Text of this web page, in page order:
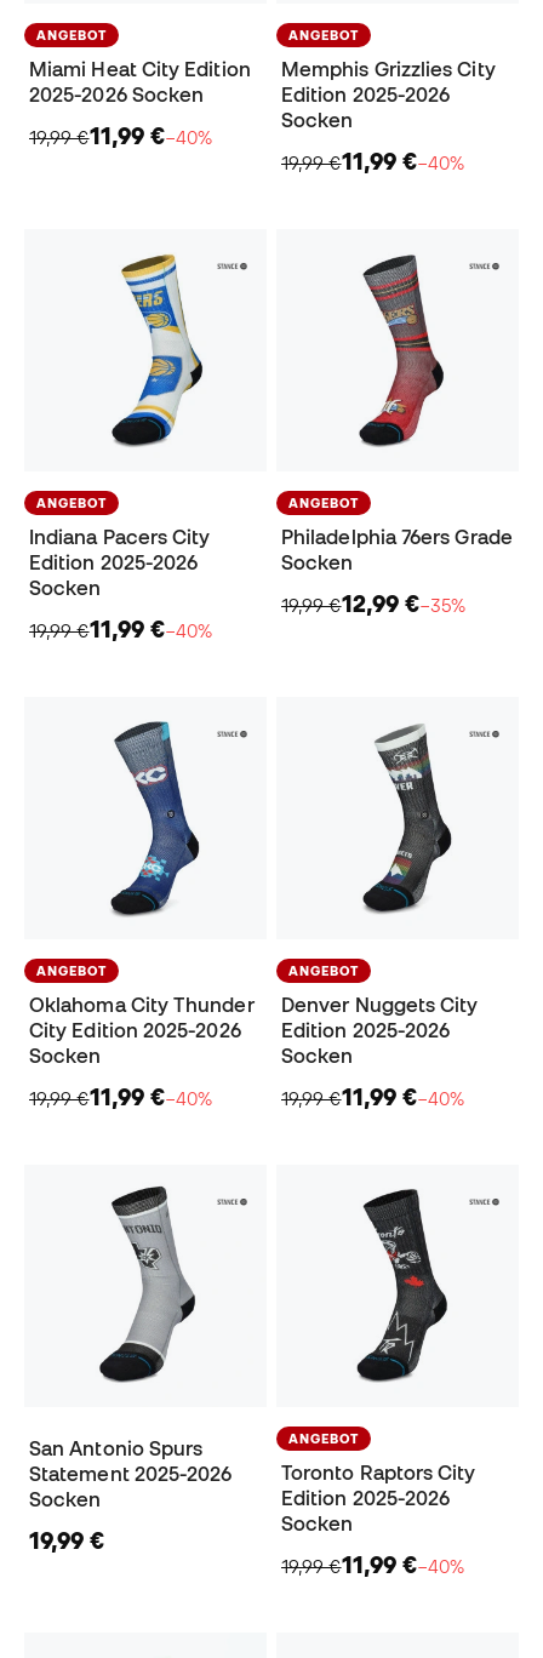
ANGEBOT
Miami Heat City Edition
2025-2026 Socken
19,99 €11,99 €−40%
ANGEBOT
Memphis Grizzlies City
Edition 2025-2026
Socken
19,99 €11,99 €−40%
ANGEBOT
Indiana Pacers City
Edition 2025-2026
Socken
19,99 €11,99 €−40%
ANGEBOT
Philadelphia 76ers Grade
Socken
19,99 €12,99 €−35%
ANGEBOT
Oklahoma City Thunder
City Edition 2025-2026
Socken
19,99 €11,99 €−40%
ANGEBOT
Denver Nuggets City
Edition 2025-2026
Socken
19,99 €11,99 €−40%
San Antonio Spurs
Statement 2025-2026
Socken
19,99 €
ANGEBOT
Toronto Raptors City
Edition 2025-2026
Socken
19,99 €11,99 €−40%